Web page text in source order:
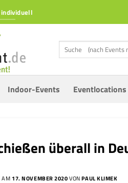
Suchen
nach:
Indoor-Events Eventlocations
überall in
AM 17. NOVEMBER 2020VONPAUL KLIMEK